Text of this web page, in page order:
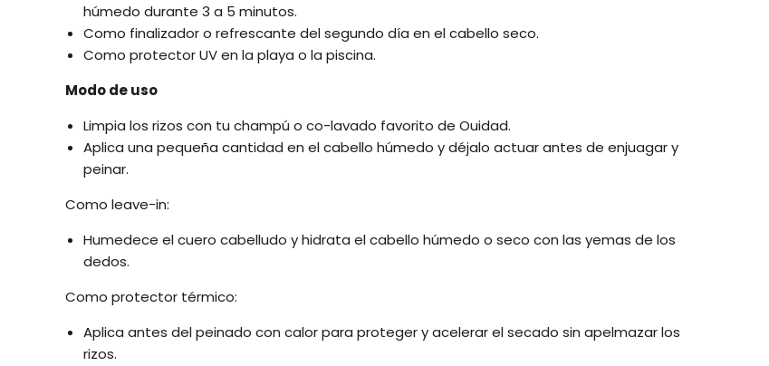
húmedo durante 3 a 5 minutos.
Como finalizador o refrescante del segundo día en el cabello seco.
Como protector UV en la playa o la piscina.
Modo de uso
Limpia los rizos con tu champú o co-lavado favorito de Ouidad.
Aplica una pequeña cantidad en el cabello húmedo y déjalo actuar antes de enjuagar y
peinar.
Como leave-in:
Humedece el cuero cabelludo y hidrata el cabello húmedo o seco con las yemas de los
dedos.
Como protector térmico:
Aplica antes del peinado con calor para proteger y acelerar el secado sin apelmazar los
rizos.